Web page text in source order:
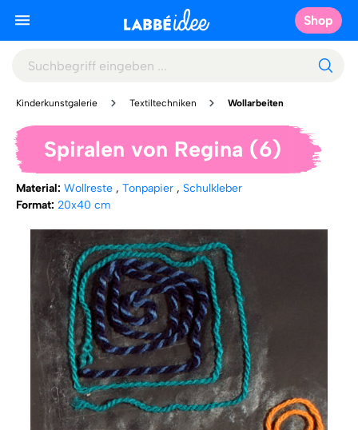
Shop
Kinderkunstgalerie Textiltechniken Wollarbeiten
Spiralen von Regina (6)
Material: Wollreste , Tonpapier , Schulkleber
Format: 20x40 cm